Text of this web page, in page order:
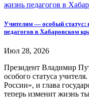
Учителям — особый статус:
педагогов в Хабаровском
Июл 28, 2026
Президент Владимир
особого статуса
России», и глава
теперь изменит жизнь